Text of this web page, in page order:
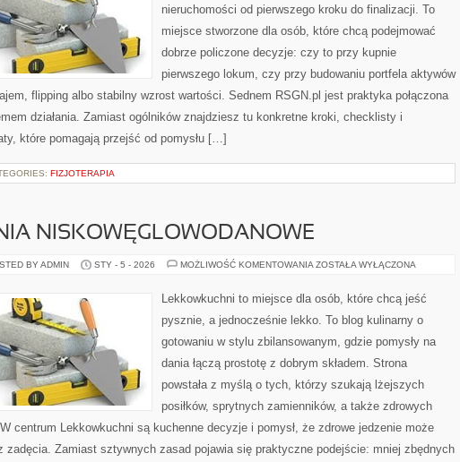
nieruchomości od pierwszego kroku do finalizacji. To
miejsce stworzone dla osób, które chcą podejmować
dobrze policzone decyzje: czy to przy kupnie
pierwszego lokum, czy przy budowaniu portfela aktywów
flipping albo stabilny wzrost wartości. Sednem RSGN.pl jest praktyka połączona
działania. Zamiast ogólników znajdziesz tu konkretne kroki, checklisty i
które pomagają przejść od pomysłu […]
FIZJOTERAPIA
NISKOWĘGLOWODANOWE
BY ADMIN STY - 5 - 2026 MOŻLIWOŚĆ KOMENTOWANIA DANIA
ZOSTAŁA WYŁĄCZONA
Lekkowkuchni to miejsce dla osób, które chcą jeść
pysznie, a jednocześnie lekko. To blog kulinarny o
gotowaniu w stylu zbilansowanym, gdzie pomysły na
dania łączą prostotę z dobrym składem. Strona
powstała z myślą o tych, którzy szukają lżejszych
posiłków, sprytnych zamienników, a także zdrowych
centrum Lekkowkuchni są kuchenne decyzje i pomysł, że zdrowe jedzenie może
zadęcia. Zamiast sztywnych zasad pojawia się praktyczne podejście: mniej zbędnych